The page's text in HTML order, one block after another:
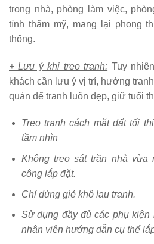
trong nhà, phòng làm việc,
tính thẩm mỹ, mang lại phong
thống.
+ Lưu ý khi treo tranh: Tuy
khách cần lưu ý vị trí, hướng
quản để tranh luôn đẹp, giữ tuổi
Treo tranh cách mặt đất tối
tầm nhìn
Không treo sát trần nhà vừa
công lắp đặt.
Chỉ dùng giẻ khô lau tranh.
Sử dụng đầy đủ các phụ
nhân viên hướng dẫn cụ thể